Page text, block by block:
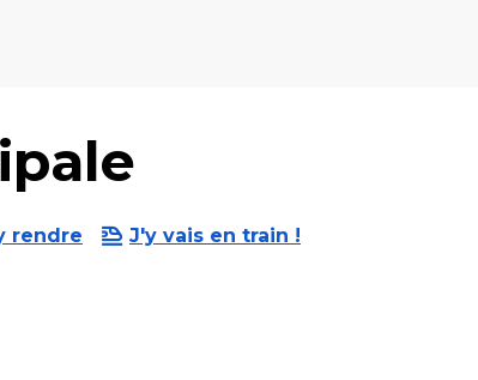
rendre J'y vais en train !